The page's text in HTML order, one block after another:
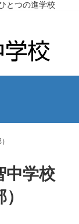
とつの進学校
学校